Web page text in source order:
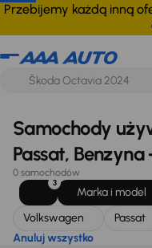
Przebijemy każdą inną
Volkswagen Passat
Samochody
Passat,
0 samochodów
3
Marka i model
Volkswagen
Passat
Anuluj wszystko